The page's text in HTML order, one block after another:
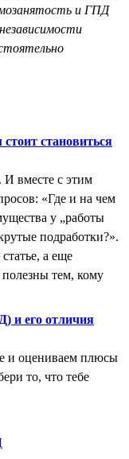
и ГПД
становиться
И вместе с этим
«Где и на чем
у „работы
подработки?».
а еще
полезны тем, кому
и его отличия
и оцениваем плюсы
то, что тебе